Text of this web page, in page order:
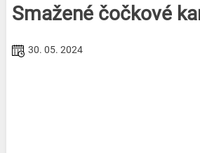
Smažené čočkové
30. 05. 2024